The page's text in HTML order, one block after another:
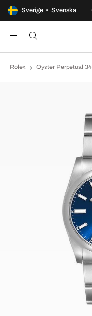
Sverige • Svenska
100 dagars öppet köp
Rolex Oyster Perpetual 34